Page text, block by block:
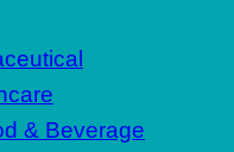
& Beverage